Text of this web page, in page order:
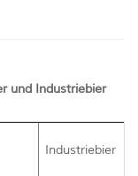
und Industriebier
Industriebier